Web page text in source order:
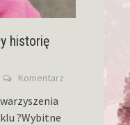
historię
Komentarz
?Wybitne